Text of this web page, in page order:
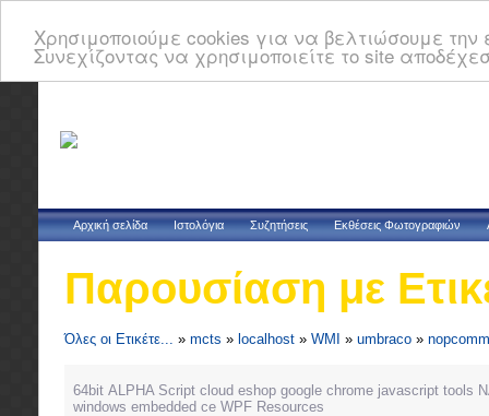
Χρησιμοποιούμε cookies για να βελτιώσουμε
Συνεχίζοντας να χρησιμοποιείτε το site
Αρχική σελίδα Ιστολόγια Συζητήσεις Εκθέσεις Φωτογραφιών
Παρουσίαση με
Όλες οι Ετικέτε... » mcts » localhost » WMI » umbraco »
64bit ALPHA Script cloud eshop google chrome javascript tools
windows embedded ce WPF Resources